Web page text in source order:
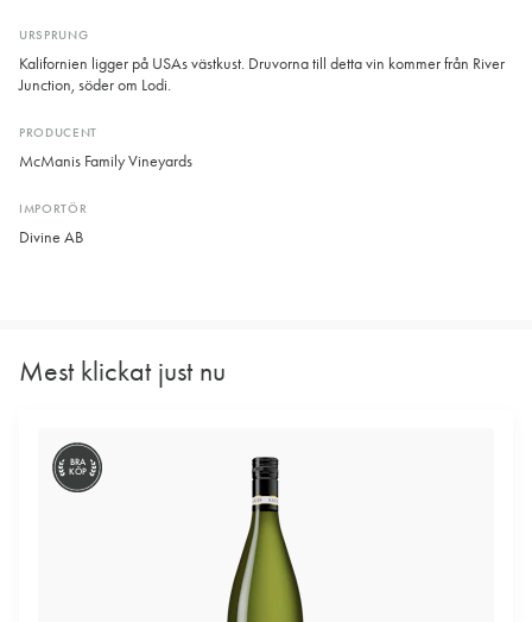
URSPRUNG
Kalifornien ligger på USAs västkust. Druvorna till detta vin kommer från River
Junction, söder om Lodi.
PRODUCENT
McManis Family Vineyards
IMPORTÖR
Divine AB
Mest klickat just nu
BRA
KÖP